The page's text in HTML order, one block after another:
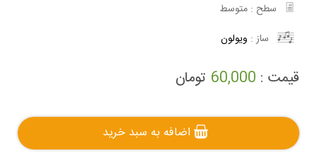
سطح : متوسط
ساز : ویولون
قیمت : 60,000 تومان
اضافه به سبد خرید